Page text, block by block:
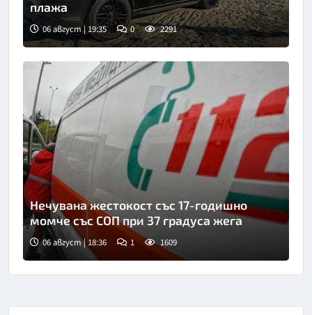
плажа
06 август | 19:35 0 2291
Нечувана жестокост със 17-годишно
момче със СОП при 37 градуса жега
06 август | 18:36 1 1609